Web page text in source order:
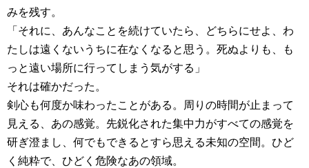
みを残す。
「それに、あんなことを続けていたら、どちらにせよ、わ
たしは遠くないうちに在なくなると思う。死ぬよりも、も
っと遠い場所に行ってしまう気がする」
それは確かだった。
剣心も何度か味わったことがある。周りの時間が止まって
見える、あの感覚。先鋭化された集中力がすべての感覚を
研ぎ澄まし、何でもできるとすら思える未知の空間。ひど
く純粋で、ひどく危険なあの領域。